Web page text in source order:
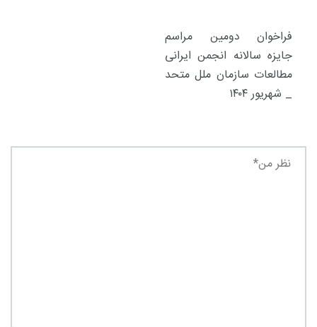
فراخوان دومین مراسم
جایزه سالانه انجمن ایرانی
مطالعات سازمان ملل متحد
_ شهریور ۱۴۰۴